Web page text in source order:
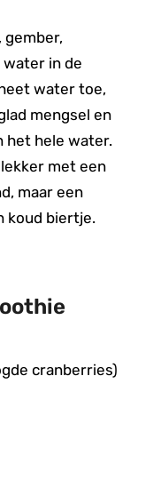
gember,
in de
water toe,
mengsel en
het hele water.
met een
maar een
koud biertje.
cranberries)